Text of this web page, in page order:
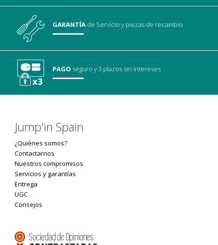
GARANTÍA de Servicioy piezas de recambio
PAGO seguroy 3 plazos sin intereses
Jump'in Spain
¿Quiénes somos?
Contactarnos
Nuestros compromisos
Servicios y garantías
Entrega
UGC
Consejos